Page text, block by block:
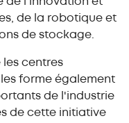
de la robotique et
de stockage.
les centres
forme également
de l'industrie
de cette initiative